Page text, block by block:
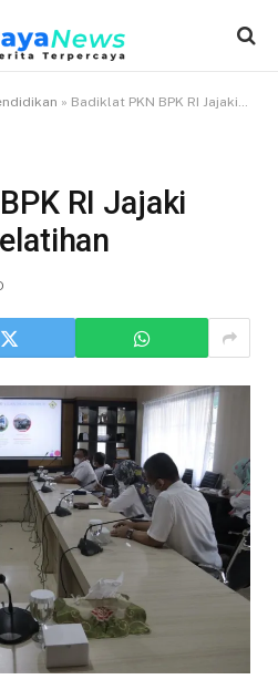
» Badiklat PKN BPK RI Jajaki Kerja Sama Pelatihan
RI Jajaki